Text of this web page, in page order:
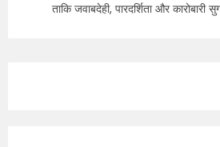
ताकि जवाबदेही, पारदर्शिता और